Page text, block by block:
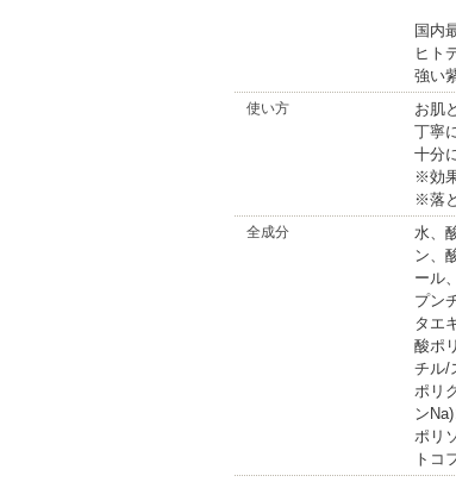
国内
ヒト
強い
使い方
お肌
丁寧
十分
※効
※落
全成分
水、
ン、
ール
プン
タエ
酸ポ
チル/
ポリ
ン
ポリ
トコ